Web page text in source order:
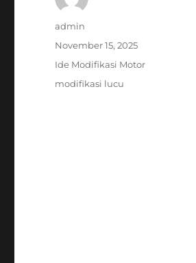
Author
admin
Posted
on
November 15, 2025
Categories
Ide Modifikasi Motor
Tags
modifikasi lucu